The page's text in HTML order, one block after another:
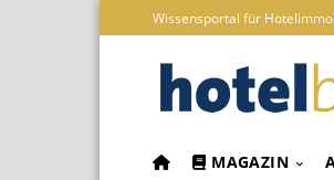
Wissensportal für
MAGAZIN